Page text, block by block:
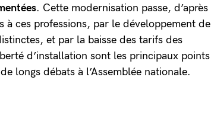
. Cette modernisation passe, d’après
à ces professions, par le développement de
et par la baisse des tarifs des
d’installation sont les principaux points
longs débats à l’Assemblée nationale.